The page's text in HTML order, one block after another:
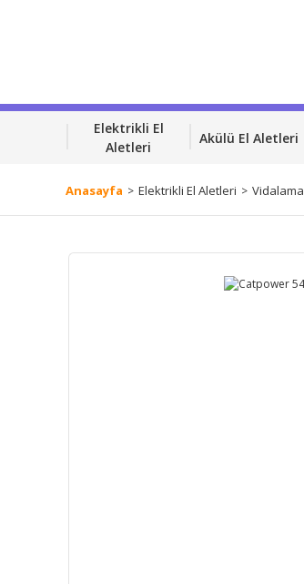
Elektrikli El
Aletleri
Akülü El Aletleri
Anasayfa Elektrikli El Aletleri Vidalama